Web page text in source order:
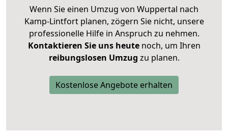
Wenn Sie einen Umzug von Wuppertal nach
Kamp-Lintfort planen, zögern Sie nicht, unsere
professionelle Hilfe in Anspruch zu nehmen.
Kontaktieren Sie uns heutenoch, um Ihren
reibungslosen Umzug zu planen.
Kostenlose Angebote erhalten